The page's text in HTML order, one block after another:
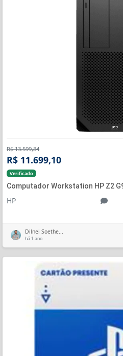
R$ 13.599,84
R$ 11.699,10
Verificado
Computador Workstation HP Z2
HP
Dilnei Soethe...
há 1 ano